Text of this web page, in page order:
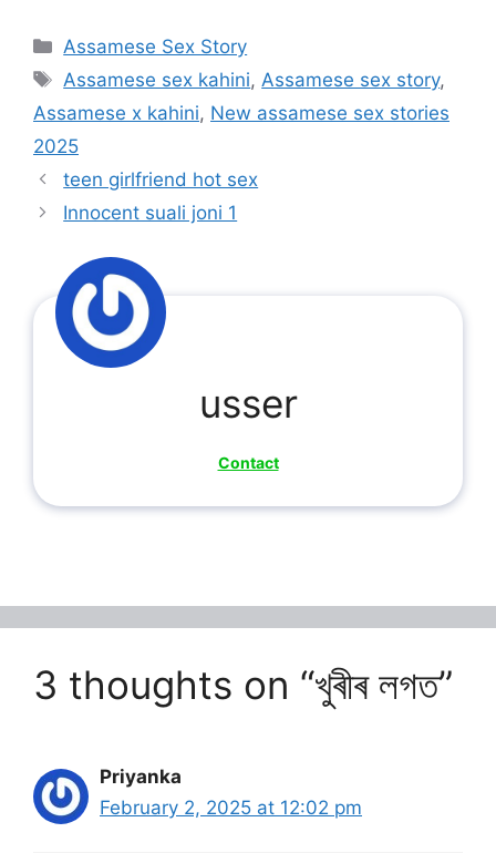
Categories
Assamese Sex Story
Tags
Assamese sex kahini,Assamese sex story,
Assamese x kahini, New assamese sex stories
2025
teen girlfriend hot sex
Innocent suali joni 1
usser
Contact
3 thoughts on “খুৰীৰ লগত”
Priyanka
February 2, 2025 at 12:02 pm